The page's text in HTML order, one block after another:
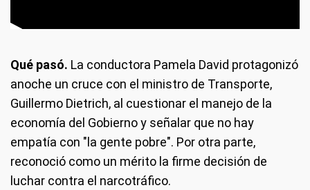
Qué pasó. La conductora Pamela David protagonizó
anoche un cruce con el ministro de Transporte,
Guillermo Dietrich, al cuestionar el manejo de la
economía del Gobierno y señalar que no hay
empatía con "la gente pobre". Por otra parte,
reconoció como un mérito la firme decisión de
luchar contra el narcotráfico.